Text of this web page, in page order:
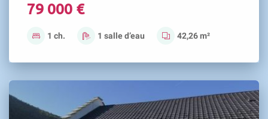
79 000 €
1 ch. 1 salle d’eau 42,26 m²